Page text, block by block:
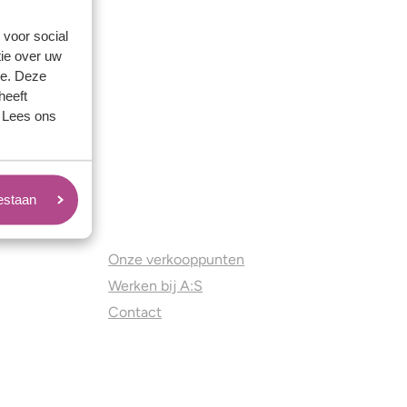
voor social
over uw
Deze
ons
Onze verkooppunten
Werken bij A:S
Contact